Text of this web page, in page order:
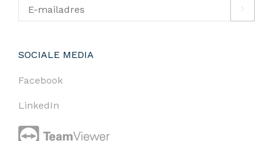
SOCIALE MEDIA
Facebook
LinkedIn